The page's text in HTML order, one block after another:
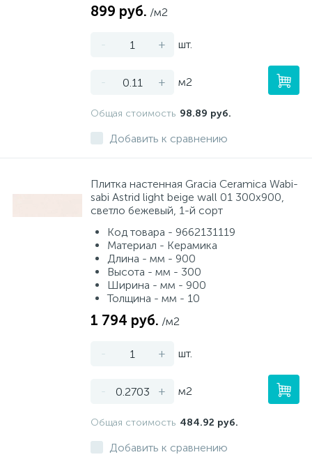
899 руб. /м2
- + шт.
- + м2
Общая стоимость 98.89 руб.
Добавить к сравнению
Плитка настенная Gracia Ceramica Wabi-
sabi Astrid light beige wall 01 300x900,
светло бежевый, 1-й сорт
Код товара - 9662131119
Материал - Керамика
Длина - мм - 900
Высота - мм - 300
Ширина - мм - 900
Толщина - мм - 10
1 794 руб. /м2
- + шт.
- + м2
Общая стоимость 484.92 руб.
Добавить к сравнению